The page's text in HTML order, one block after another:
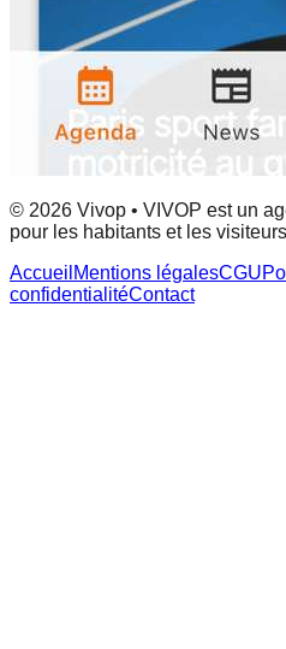
© 2026 Vivop • VIVOP est un
pour les habitants et les
Accueil Mentions légalesCGU
confidentialitéContact